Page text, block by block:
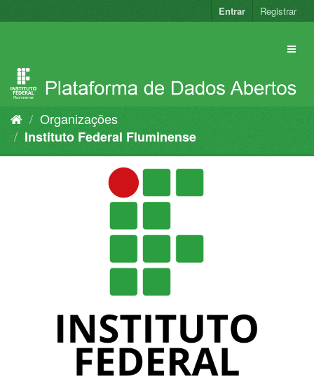
para
Entrar Registrar
Organizações
Instituto Federal Fluminense